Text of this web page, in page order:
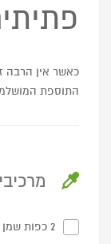
כאשר אין הרבה
התוספת
2 כפות שמן קנולה